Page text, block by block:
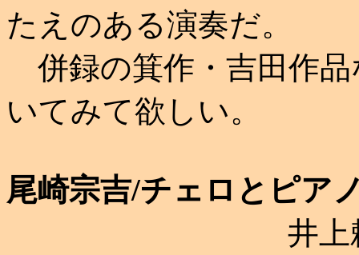
たえのある演奏だ。
併録の箕作・吉田作
いてみて欲しい。
尾崎宗吉/チェロとピア
井上頼豊